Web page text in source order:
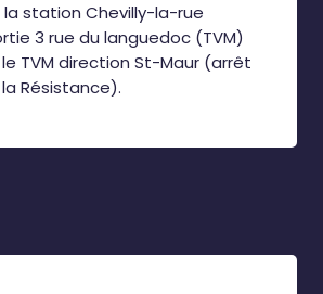
la station Chevilly-la-rue
3 rue du languedoc (TVM)
TVM direction St-Maur (arrêt
Résistance).